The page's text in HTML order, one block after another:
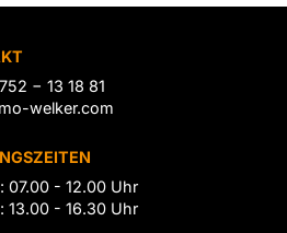
− 13 18 81
welker.com
07.00 - 12.00 Uhr
13.00 - 16.30 Uhr